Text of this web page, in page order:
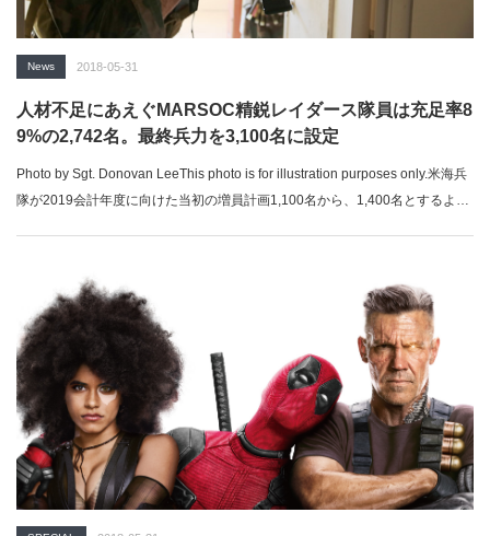
News 2018-05-31
人材不足にあえぐMARSOC精鋭レイダース隊員は充足率8
9%の2,742名。最終兵力を3,100名に設定
Photo by Sgt. Donovan LeeThis photo is for illustration purposes only.米海兵
隊が2019会計年度に向けた当初の増員計画1,100名から、1,400名とするよう
われた防衛フォーラムの席上で、「特殊部隊（MARSOC）における人材不足
への対処の為のものだ」と語っている。...